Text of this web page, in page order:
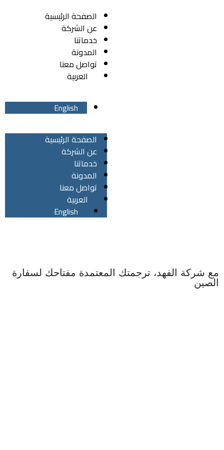
الصفحة الرئيسية
عن الشركة
خدماتنا
المدونة
تواصل معنا
العربية
English
الصفحة الرئيسية
عن الشركة
خدماتنا
المدونة
تواصل معنا
العربية
English
مع شركة الفهد، ترجمتك المعتمدة مفتاحك لسفارة
الصين